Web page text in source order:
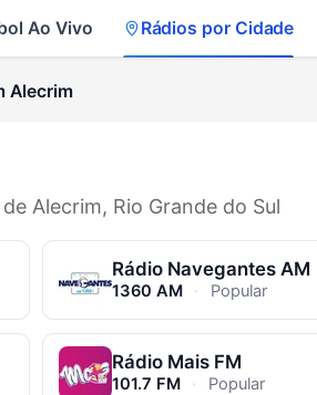
Ao Vivo Rádios por Cidade
Alecrim
Alecrim, Rio Grande do Sul
Rádio Navegantes AM
1360 AM · Popular
Rádio Mais FM
101.7 FM · Popular